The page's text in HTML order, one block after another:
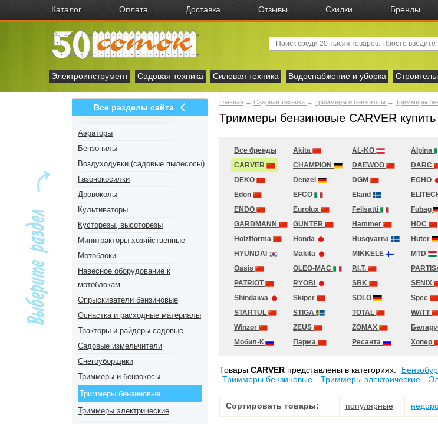
Каталог Оплата Доставка Отзывы Скидки Бренды
Электроинструмент
Садовая техника Силовая техника Водоснабжение и уборка
Все разделы сайта
Аэраторы
Бензопилы
Воздуходувки (садовые пылесосы)
Газонокосилки
Дровоколы
Культиваторы
Кусторезы, высоторезы
Минитракторы хозяйственные
Мотоблоки
Навесное оборудование к
мотоблокам
Опрыскиватели бензиновые
Оснастка и расходные материалы
Тракторы и райдеры садовые
Садовые измельчители
Снегоуборщики
Триммеры и бензокосы
Триммеры бензиновые
Триммеры электрические
Главная → Садовая техника → Триммеры и бензокосы → Триммеры
Триммеры бензиновые CARVER купить
Все бренды Akita AL-KO
Alpina
CARVER
CHAMPION DAEWOO
DARC
DEKO
Denzel DGM
ECHO
Edon
EFCO Eland
ENDO
Eurolux Felisatti
Fubag
GARDMANN
GUNTER Hammer
HDC
Holzfforma
Honda Husqvarna
Huter
HYUNDAI
Makita MIKKELE
MTD
Oasis
OLEO-MAC P.I.T.
PATRIOT
RYOBI SBK
SENIX
Shindaiwa
Skiper SOLO
Spec
STARTUL
STIGA TOTAL
WATT
Winzor
ZEUS ZOMAX
Мобил-К
Парма Ресанта Хопер
Товары CARVER представлены в категориях:
Триммеры бензиновые
Триммеры электрические
Сортировать товары: популярные